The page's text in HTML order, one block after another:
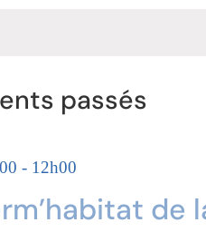
passés
- 12h00
de